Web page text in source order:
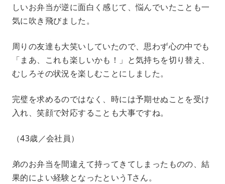
しいお弁当が逆に面白く感じて、悩んでいたことも一
気に吹き飛びました。
周りの友達も大笑いしていたので、思わず心の中でも
「まあ、これも楽しいかも！」と気持ちを切り替え、
むしろその状況を楽しむことにしました。
完璧を求めるのではなく、時には予期せぬことを受け
入れ、笑顔で対応することも大事ですね。
（43歳／会社員）
弟のお弁当を間違えて持ってきてしまったものの、結
果的によい経験となったというTさん。